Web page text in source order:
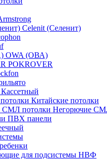
Celenit (Селенит)
OWA (ОВА)
POKROVER
Кассетный
Китайские потолки
Негорючие
ПВХ панели